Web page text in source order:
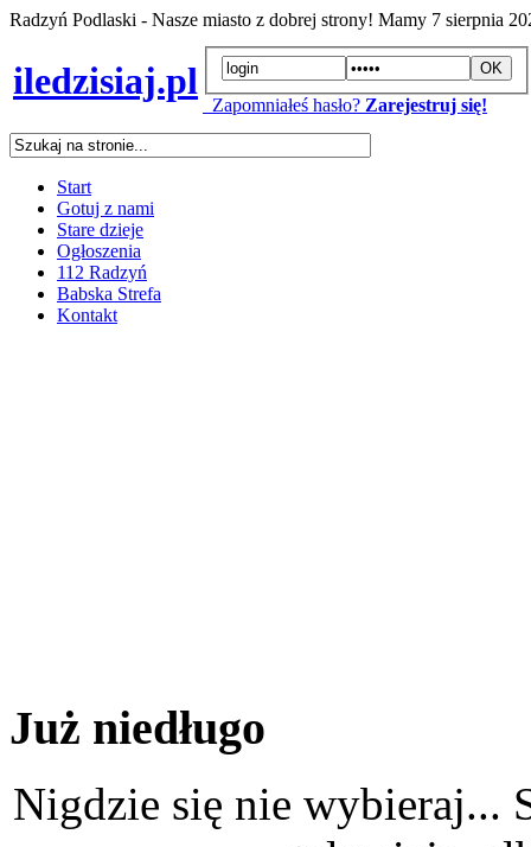
Radzyń Podlaski - Nasze miasto z dobrej strony! Mamy 7 sierpnia
iledzisiaj.pl
Zapomniałeś hasło? Zarejestruj się!
Start
Gotuj z nami
Stare dzieje
Ogłoszenia
112 Radzyń
Babska Strefa
Kontakt
Już niedługo
Nigdzie się nie wybieraj...